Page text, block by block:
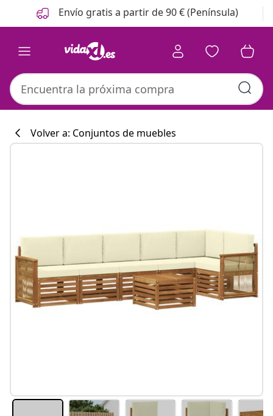
Anterior
Siguiente Envío gratis a partir de 90 € (Península)
#sharemevidaxl
Volver a: Conjuntos de muebles